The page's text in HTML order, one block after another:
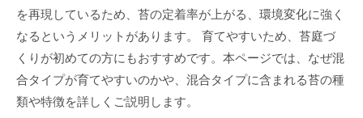
を再現しているため、苔の定着率が上がる、環境変化に強く
なるというメリットがあります。 育てやすいため、苔庭づ
くりが初めての方にもおすすめです。本ページでは、なぜ混
合タイプが育てやすいのかや、混合タイプに含まれる苔の種
類や特徴を詳しくご説明します。